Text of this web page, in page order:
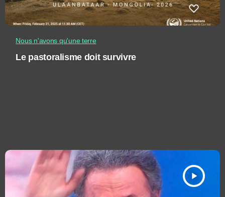
Nous n'avons qu'une terre
Le pastoralisme doit survivre
play_arrow